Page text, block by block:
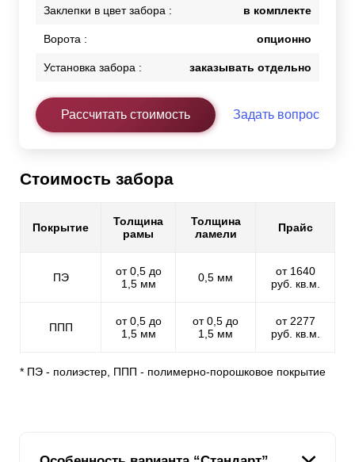
Заклепки в цвет забора : в комплекте
Ворота : опционно
Установка забора : заказывать отдельно
Рассчитать стоимость Задать вопрос
Стоимость забора
Покрытие
Толщина
рамы
Толщина
ламели
Прайс
ПЭ
от 0,5 до
1,5 мм
0,5 мм
от 1640
руб. кв.м.
ППП
от 0,5 до
1,5 мм
от 0,5 до
1,5 мм
от 2277
руб. кв.м.
* ПЭ - полиэстер, ППП - полимерно-порошковое покрытие